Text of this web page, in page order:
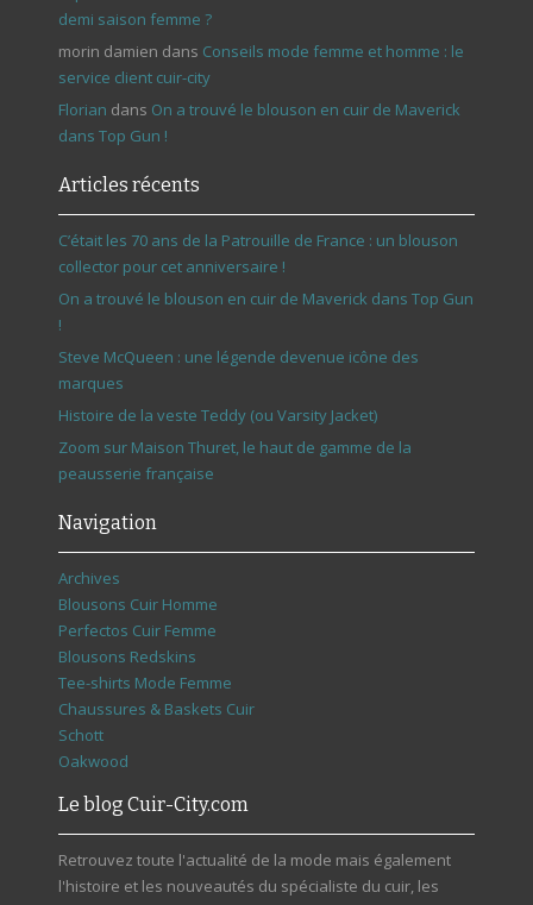
demi saison femme ?
morin damien dans Conseils mode femme et homme : le
service client cuir-city
Florian dans On a trouvé le blouson en cuir de Maverick
dans Top Gun !
Articles récents
C’était les 70 ans de la Patrouille de France : un blouson
collector pour cet anniversaire !
On a trouvé le blouson en cuir de Maverick dans Top Gun
!
Steve McQueen : une légende devenue icône des
marques
Histoire de la veste Teddy (ou Varsity Jacket)
Zoom sur Maison Thuret, le haut de gamme de la
peausserie française
Navigation
Archives
Blousons Cuir Homme
Perfectos Cuir Femme
Blousons Redskins
Tee-shirts Mode Femme
Chaussures & Baskets Cuir
Schott
Oakwood
Le blog Cuir-City.com
Retrouvez toute l'actualité de la mode mais également
l'histoire et les nouveautés du spécialiste du cuir, les